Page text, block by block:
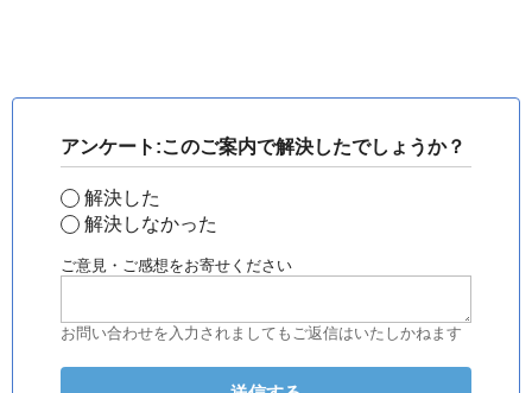
アンケート:このご案内で解決したでしょうか？
解決した
解決しなかった
ご意見・ご感想をお寄せください
お問い合わせを入力されましてもご返信はいたしかねます